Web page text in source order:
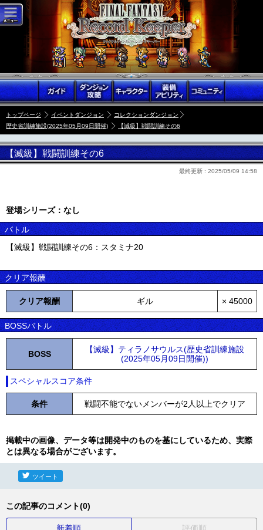
トップページ イベントダンジョン
コレクションダンジョン
歴史省訓練施設(2025年05月09日開催)
【滅級】戦闘訓練その6
【滅級】戦闘訓練その6
最終更新 : 2025/05/09 14:58
登場シリーズ：なし
バトル
【滅級】戦闘訓練その6：スタミナ20
クリア報酬
クリア報酬 ギル × 45000
BOSSバトル
BOSS
【滅級】ティラノサウルス(歴史省訓練施設
(2025年05月09日開催))
スペシャルスコア条件
条件 戦闘不能でないメンバーが2人以上でクリア
掲載中の画像、データ等は開発中のものを基にしているため、実際
とは異なる場合がございます。
ツイート
この記事のコメント(0)